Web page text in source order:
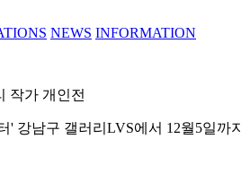
NEWS INFORMATION
작가 개인전
강남구 갤러리LVS에서 12월5일까지